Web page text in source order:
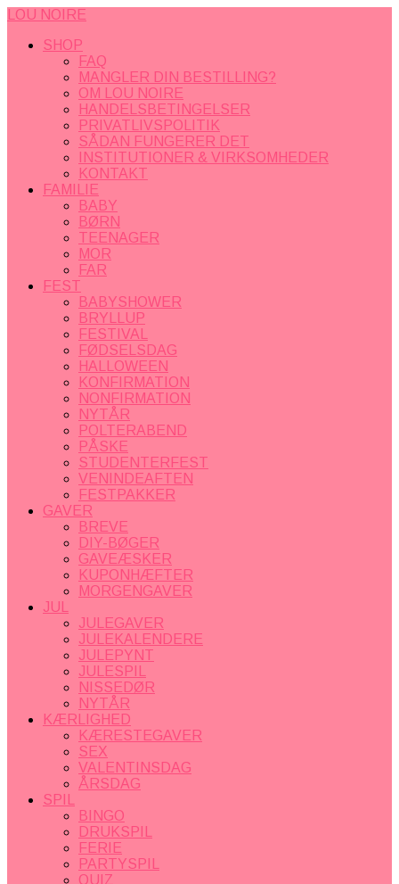
LOU NOIRE
SHOP
FAQ
MANGLER DIN BESTILLING?
OM LOU NOIRE
HANDELSBETINGELSER
PRIVATLIVSPOLITIK
SÅDAN FUNGERER DET
INSTITUTIONER & VIRKSOMHEDER
KONTAKT
FAMILIE
BABY
BØRN
TEENAGER
MOR
FAR
FEST
BABYSHOWER
BRYLLUP
FESTIVAL
FØDSELSDAG
HALLOWEEN
KONFIRMATION
NONFIRMATION
NYTÅR
POLTERABEND
PÅSKE
STUDENTERFEST
VENINDEAFTEN
FESTPAKKER
GAVER
BREVE
DIY-BØGER
GAVEÆSKER
KUPONHÆFTER
MORGENGAVER
JUL
JULEGAVER
JULEKALENDERE
JULEPYNT
JULESPIL
NISSEDØR
NYTÅR
KÆRLIGHED
KÆRESTEGAVER
SEX
VALENTINSDAG
ÅRSDAG
SPIL
BINGO
DRUKSPIL
FERIE
PARTYSPIL
QUIZ